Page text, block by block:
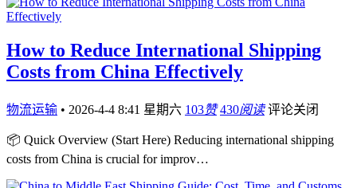
How to Reduce International Shipping
Costs from China Effectively
物流运输 • 2026-4-4 8:41 星期六 103赞 430阅读 评论关闭
📦 Quick Overview (Start Here) Reducing international shipping
costs from China is crucial for improv…